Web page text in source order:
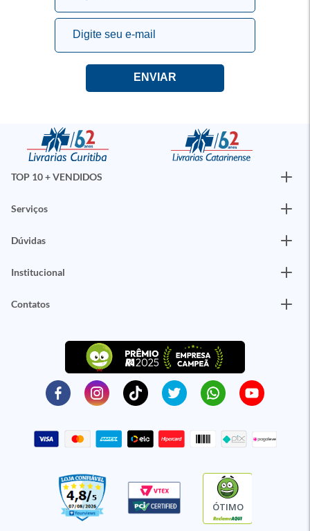
TOP 10 + VENDIDOS
Serviços
Dúvidas
Institucional
Contatos
ÓTIMO